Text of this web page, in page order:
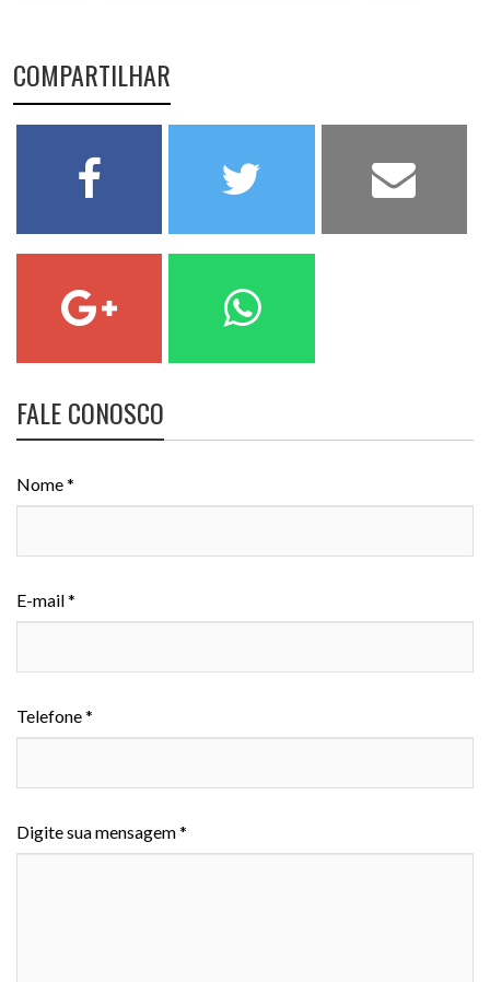
COMPARTILHAR
FALE CONOSCO
Nome *
E-mail *
Telefone *
Digite sua mensagem *